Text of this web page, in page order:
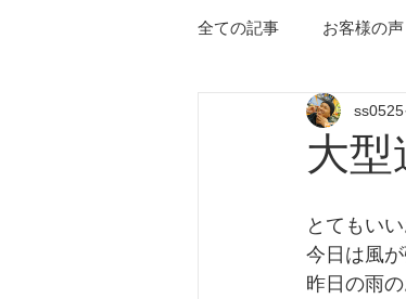
全ての記事 お客様の声
当温泉について
大型
ss0525
とてもい
今日は風
昨日の雨